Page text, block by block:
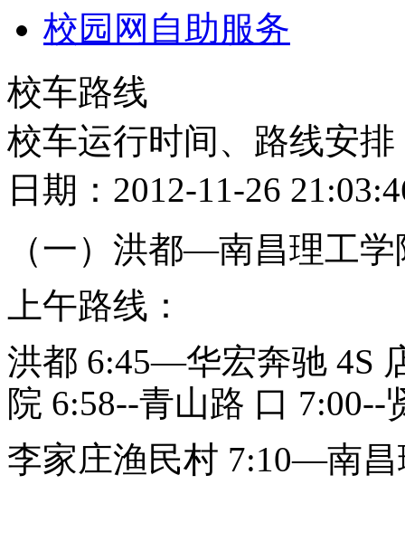
校园网自助服务
校车路线
校车运行时间、路线安排
日期：2012-11-26
（一）洪都—南昌理工学
上午路线：
洪都 6:45—华宏奔驰 4S
院 6:58--青山路 口
李家庄渔民村 7:10—南昌